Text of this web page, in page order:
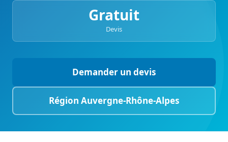
Gratuit
Devis
Demander un devis
Région Auvergne-Rhône-Alpes